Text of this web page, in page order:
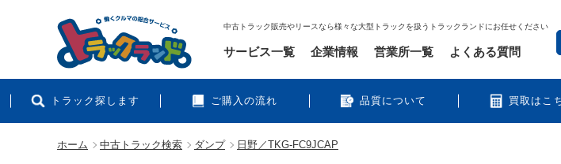
中古トラック販売やリースなら様々な大型トラックを扱うトラックランドにお任せください
トラック探します ご購入の流れ 品質について 買取はこ
サービス一覧 企業情報 営業所一覧 よくある質問
ホーム 中古トラック検索 ダンプ 日野／TKG-FC9JCAP